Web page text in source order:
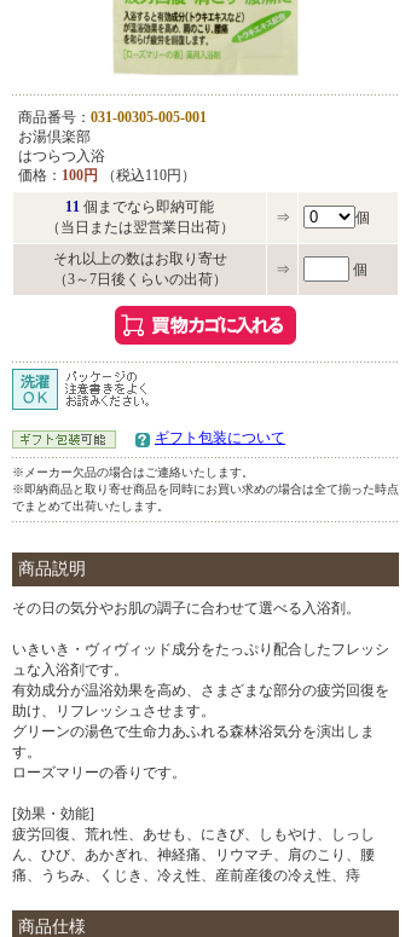
商品番号： 031-00305-005-001
お湯倶楽部
はつらつ入浴
価格： 100円
（税込110円）
11 個までなら即納可能
（当日または翌営業日出荷）
⇒ 個
それ以上の数はお取り寄せ
（3～7日後くらいの出荷）
⇒ 個
ギフト包装について
※メーカー欠品の場合はご連絡いたします。
※即納商品と取り寄せ商品を同時にお買い求めの場合は全て揃った時点
でまとめて出荷いたします。
商品説明
その日の気分やお肌の調子に合わせて選べる入浴剤。
いきいき・ヴィヴィッド成分をたっぷり配合したフレッシ
ュな入浴剤です。
有効成分が温浴効果を高め、さまざまな部分の疲労回復を
助け、リフレッシュさせます。
グリーンの湯色で生命力あふれる森林浴気分を演出しま
す。
ローズマリーの香りです。
[効果・効能]
疲労回復、荒れ性、あせも、にきび、しもやけ、しっし
ん、ひび、あかぎれ、神経痛、リウマチ、肩のこり、腰
痛、うちみ、くじき、冷え性、産前産後の冷え性、痔
商品仕様